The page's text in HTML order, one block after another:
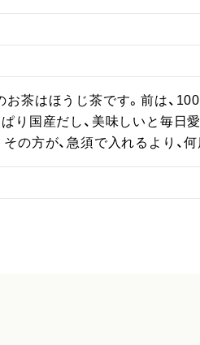
お茶はほうじ茶です。前は、
ぱり国産だし、美味しいと毎日
の方が、急須で入れるより、